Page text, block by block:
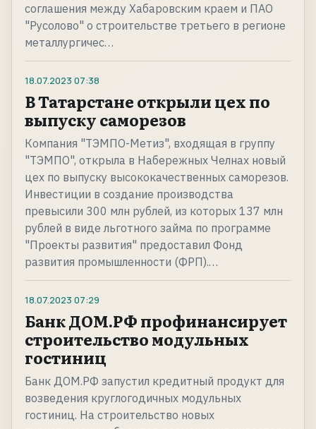
соглашения между Хабаровским краем и ПАО
"Русолово" о строительстве третьего в регионе
металлургичес…
18.07.2023 07:38
В Татарстане открыли цех по
выпуску саморезов
Компания "ТЭМПО-Метиз", входящая в группу
"ТЭМПО", открыла в Набережных Челнах новый
цех по выпуску высококачественных саморезов.
Инвестиции в создание производства
превысили 300 млн рублей, из которых 137 млн
рублей в виде льготного займа по программе
"Проекты развития" предоставил Фонд
развития промышленности (ФРП).…
18.07.2023 07:29
Банк ДОМ.РФ профинансирует
строительство модульных
гостиниц
Банк ДОМ.РФ запустил кредитный продукт для
возведения круглогодичных модульных
гостиниц. На строительство новых